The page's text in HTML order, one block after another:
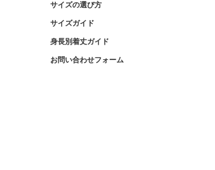
サイズの選び方
サイズガイド
身長別着丈ガイド
お問い合わせフォーム